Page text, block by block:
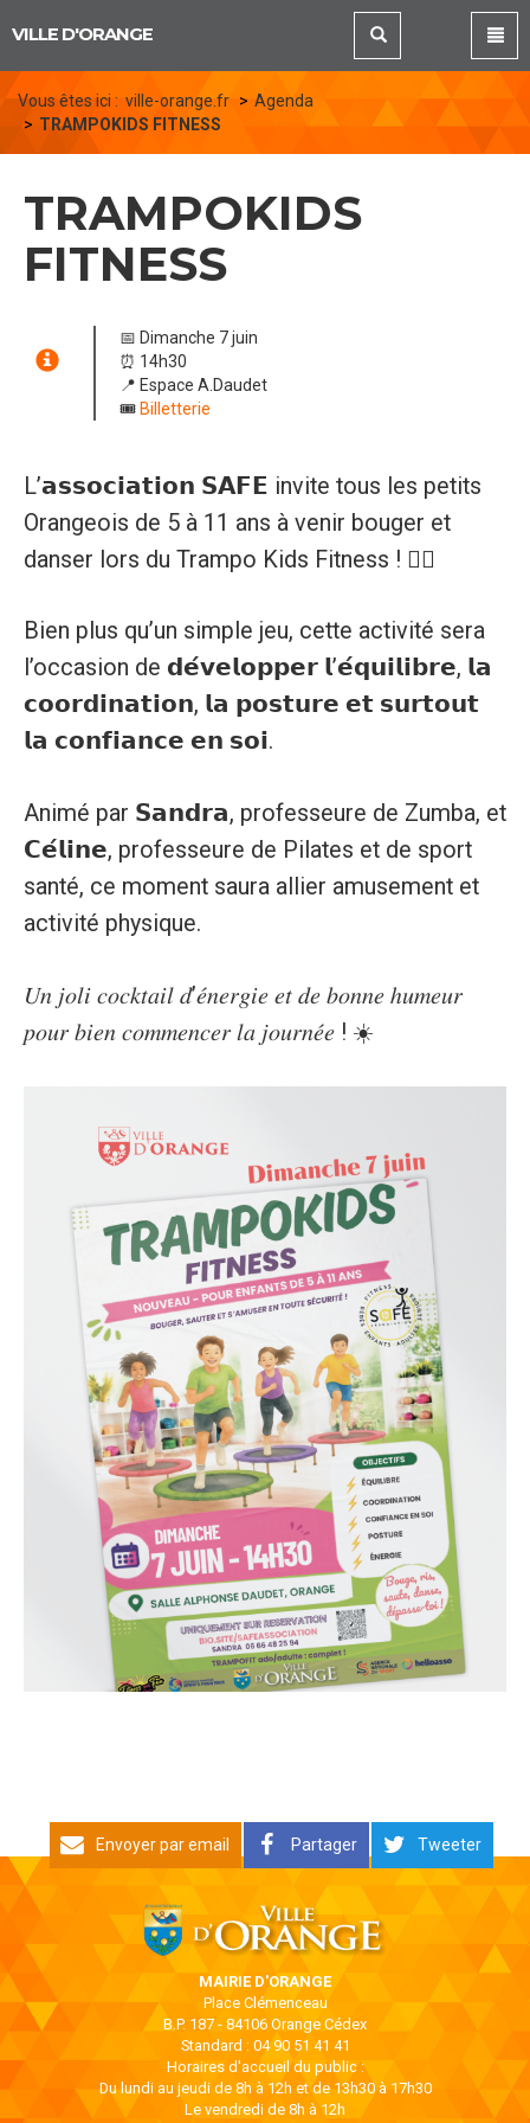
VILLE D'ORANGE
Vous êtes ici : ville-orange.fr
Agenda
TRAMPOKIDS FITNESS
TRAMPOKIDS
FITNESS
📅 Dimanche 7 juin
⏰ 14h30
📍 Espace A.Daudet
🎟️ Billetterie
L’𝗮𝘀𝘀𝗼𝗰𝗶𝗮𝘁𝗶𝗼𝗻 𝗦𝗔𝗙𝗘 invite tous les petits
Orangeois de 5 à 11 ans à venir bouger et
danser lors du Trampo Kids Fitness ! 🤸‍♀️
Bien plus qu’un simple jeu, cette activité sera
l’occasion de 𝗱𝗲́𝘃𝗲𝗹𝗼𝗽𝗽𝗲𝗿 𝗹’𝗲́𝗾𝘂𝗶𝗹𝗶𝗯𝗿𝗲, 𝗹𝗮
𝗰𝗼𝗼𝗿𝗱𝗶𝗻𝗮𝘁𝗶𝗼𝗻, 𝗹𝗮 𝗽𝗼𝘀𝘁𝘂𝗿𝗲 𝗲𝘁 𝘀𝘂𝗿𝘁𝗼𝘂𝘁
𝗹𝗮 𝗰𝗼𝗻𝗳𝗶𝗮𝗻𝗰𝗲 𝗲𝗻 𝘀𝗼𝗶.
Animé par 𝗦𝗮𝗻𝗱𝗿𝗮, professeure de Zumba, et
𝗖𝗲́𝗹𝗶𝗻𝗲, professeure de Pilates et de sport
santé, ce moment saura allier amusement et
activité physique.
𝑈𝑛 𝑗𝑜𝑙𝑖 𝑐𝑜𝑐𝑘𝑡𝑎𝑖𝑙 𝑑’𝑒́𝑛𝑒𝑟𝑔𝑖𝑒 𝑒𝑡 𝑑𝑒 𝑏𝑜𝑛𝑛𝑒 ℎ𝑢𝑚𝑒𝑢𝑟
𝑝𝑜𝑢𝑟 𝑏𝑖𝑒𝑛 𝑐𝑜𝑚𝑚𝑒𝑛𝑐𝑒𝑟 𝑙𝑎 𝑗𝑜𝑢𝑟𝑛𝑒́𝑒 ! ☀️
Envoyer par email Partager Tweeter
MAIRIE D'ORANGE
Place Clémenceau
B.P. 187 - 84106 Orange Cédex
Standard : 04 90 51 41 41
Horaires d'accueil du public :
Du lundi au jeudi de 8h à 12h et de 13h30 à 17h30
Le vendredi de 8h à 12h